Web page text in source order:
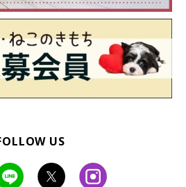
もしっかりと愛犬の居場所をアピー
、お好みのパターンを探してみてく
US